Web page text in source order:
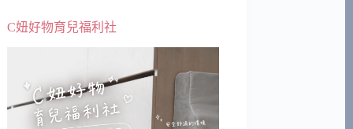
C妞好物育兒福利社